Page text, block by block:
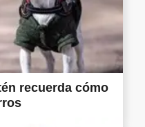
recuerda cómo